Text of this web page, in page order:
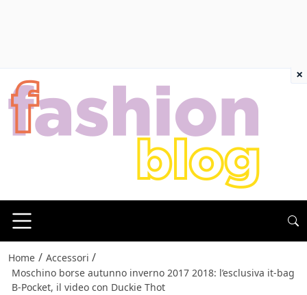
Home / Accessori /
Moschino borse autunno inverno 2017 2018: l’esclusiva it-bag
B-Pocket, il video con Duckie Thot
×